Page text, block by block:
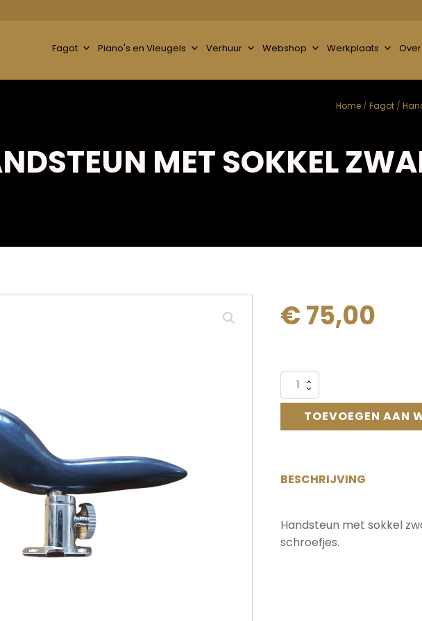
Fagot Piano's en Vleugels Verhuur Webshop Werkplaats
Home / Fagot /
MET SOKKEL
€75,00
Handsteun
met
sokkelTOEVOEGEN AAN
Alternative:
BESCHRIJVING
Handsteun met sokkel
schroefjes.